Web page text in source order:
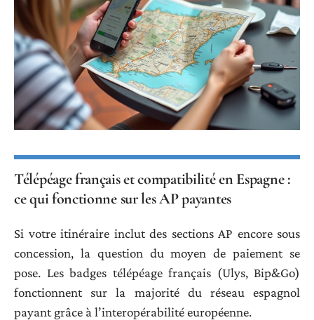
Télépéage français et compatibilité en Espagne :
ce qui fonctionne sur les AP payantes
Si votre itinéraire inclut des sections AP encore sous
concession, la question du moyen de paiement se
pose. Les badges télépéage français (Ulys, Bip&Go)
fonctionnent sur la majorité du réseau espagnol
payant grâce à l’interopérabilité européenne.